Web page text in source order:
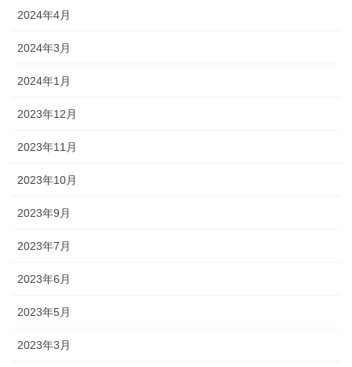
2024年4月
2024年3月
2024年1月
2023年12月
2023年11月
2023年10月
2023年9月
2023年7月
2023年6月
2023年5月
2023年3月